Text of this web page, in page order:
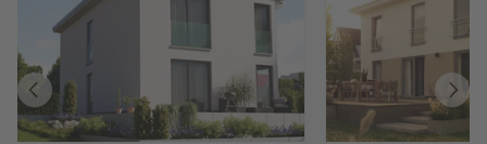
Vorheriges
Haus